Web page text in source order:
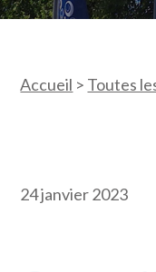
Accueil > Toutes
24 janvier 2023